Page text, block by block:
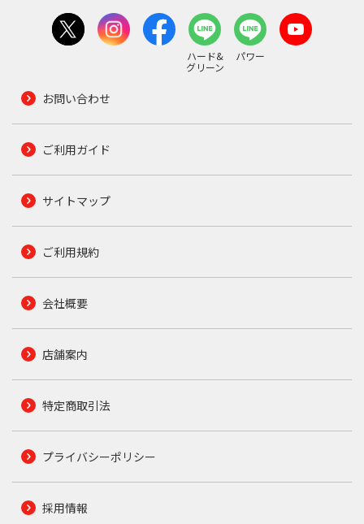
ハード&
グリーン
パワー
お問い合わせ
ご利用ガイド
サイトマップ
ご利用規約
会社概要
店舗案内
特定商取引法
プライバシーポリシー
採用情報